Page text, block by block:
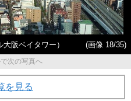
阪ベイタワー）
(画像 18/35)
次の写真へ
を見る